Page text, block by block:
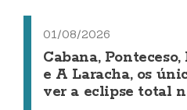
01/08/2026
Cabana,
e A Laracha, os
ver a eclipse total